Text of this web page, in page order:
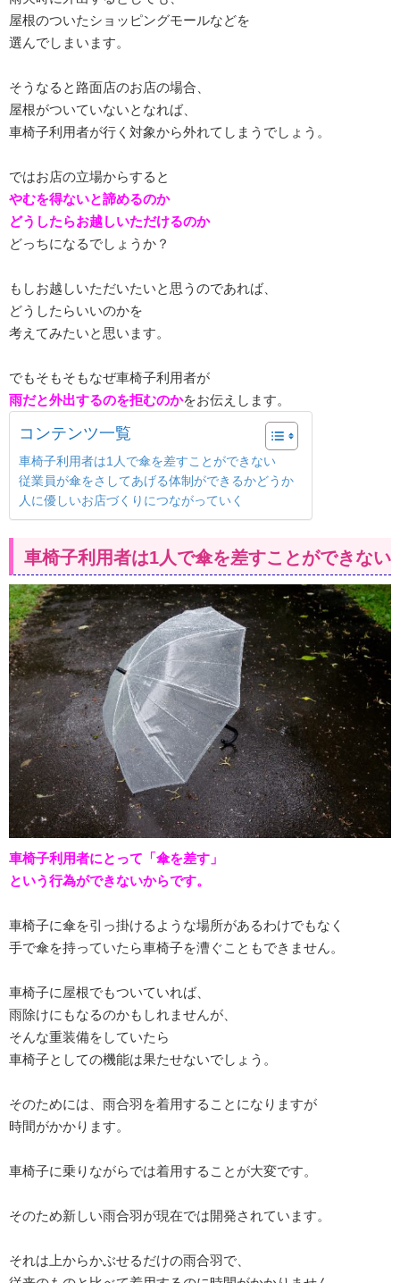
屋根のついたショッピングモールなどを
選んでしまいます。
そうなると路面店のお店の場合、
屋根がついていないとなれば、
車椅子利用者が行く対象から外れてしまうでしょう。
ではお店の立場からすると
やむを得ないと諦めるのか
どうしたらお越しいただけるのか
どっちになるでしょうか？
もしお越しいただいたいと思うのであれば、
どうしたらいいのかを
考えてみたいと思います。
でもそもそもなぜ車椅子利用者が
雨だと外出するのを拒むのかをお伝えします。
コンテンツ一覧
車椅子利用者は1人で傘を差すことができない
従業員が傘をさしてあげる体制ができるかどうか
人に優しいお店づくりにつながっていく
車椅子利用者は1人で傘を差すことができない
車椅子利用者にとって 「傘を差す」
という行為ができないからです。
車椅子に傘を引っ掛けるような場所があるわけでもなく
手で傘を持っていたら車椅子を漕ぐこともできません。
車椅子に屋根でもついていれば、
雨除けにもなるのかもしれませんが、
そんな重装備をしていたら
車椅子としての機能は果たせないでしょう。
そのためには、雨合羽を着用することになりますが
時間がかかります。
車椅子に乗りながらでは着用することが大変です。
そのため新しい雨合羽が現在では開発されています。
それは上からかぶせるだけの雨合羽で、